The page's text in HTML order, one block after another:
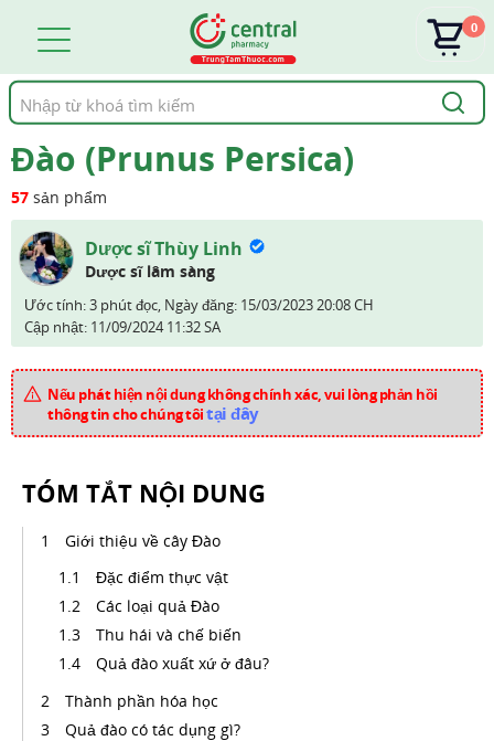
Tìm
kiếm
0
Đào (Prunus Persica)
57 sản phẩm
Dược sĩ Thùy Linh
Dược sĩ lâm sàng
Ước tính: 3 phút đọc, Ngày đăng: 15/03/2023 20:08 CH
Cập nhật: 11/09/2024 11:32 SA
Nếu phát hiện nội dung không chính xác, vui lòng phản hồi
thông tin cho chúng tôitại đây
TÓM TẮT NỘI DUNG
Giới thiệu về cây Đào
Đặc điểm thực vật
Các loại quả Đào
Thu hái và chế biến
Quả đào xuất xứ ở đâu?
Thành phần hóa học
Quả đào có tác dụng gì?